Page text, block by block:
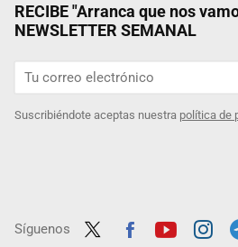
RECIBE "Arranca que nos
NEWSLETTER SEMANAL
Suscribiéndote aceptas nuestra política de
Síguenos